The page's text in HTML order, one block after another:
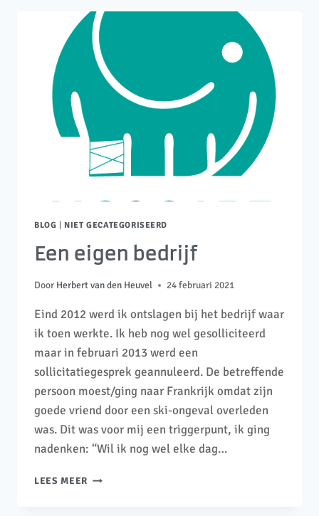
BLOG NIET GECATEGORISEERD
Een eigen bedrijf
Door Herbert van den Heuvel 24 februari 2021
Eind 2012 werd ik ontslagen bij het bedrijf waar
ik toen werkte. Ik heb nog wel gesolliciteerd
maar in februari 2013 werd een
sollicitatiegesprek geannuleerd. De betreffende
persoon moest/ging naar Frankrijk omdat zijn
goede vriend door een ski-ongeval overleden
was. Dit was voor mij een triggerpunt, ik ging
nadenken: “Wil ik nog wel elke dag…
LEES MEER